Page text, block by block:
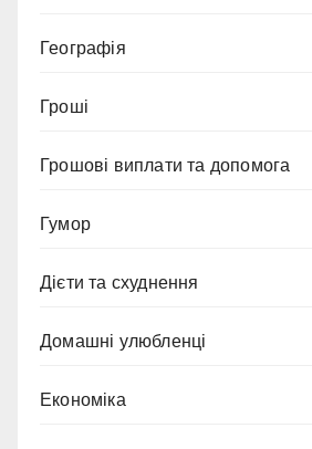
Географія
Гроші
Грошові виплати та допомога
Гумор
Дієти та схуднення
Домашні улюбленці
Економіка